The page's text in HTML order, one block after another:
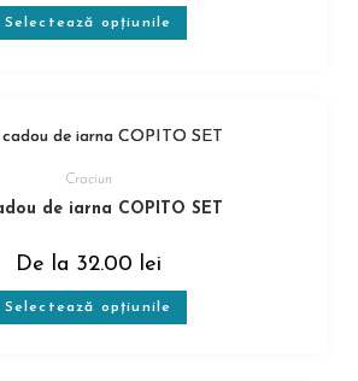
Selectează opțiunile
Craciun
de iarna COPITO SET
De la 32.00 lei
Selectează opțiunile